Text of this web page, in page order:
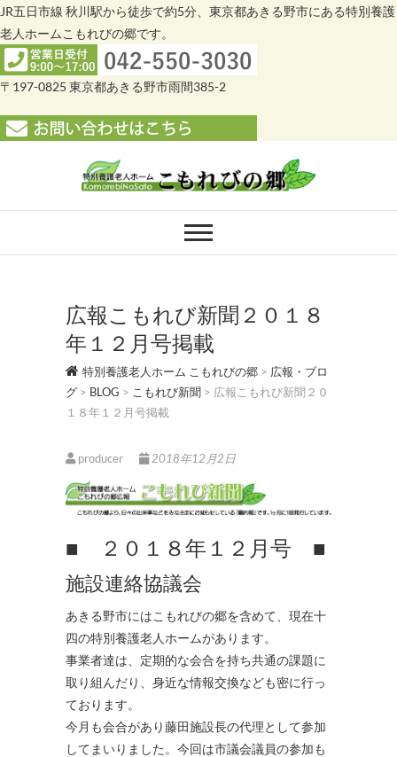
JR五日市線 秋川駅から徒歩で約5分、東京都あきる野市にある特別養護
老人ホームこもれびの郷です。
〒197-0825 東京都あきる野市雨間385-2
特別養護老人ホー
ム こもれびの郷
広報こもれび新聞２０１８
年１２月号掲載
特別養護老人ホーム こもれびの郷 > 広報・ブロ
グ > BLOG > こもれび新聞 > 広報こもれび新聞２０
１８年１２月号掲載
producer 2018年12月2日
■ ２０１８年１２月号 ■
施設連絡協議会
あきる野市にはこもれびの郷を含めて、現在十
四の特別養護老人ホームがあります。
事業者達は、定期的な会合を持ち共通の課題に
取り組んだり、身近な情報交換なども密に行っ
ております。
今月も会合があり藤田施設長の代理として参加
してまいりました。今回は市議会議員の参加も